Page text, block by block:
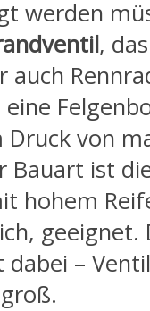
werden
,
auch
von
Bauart ist
hohem
geeignet.
–